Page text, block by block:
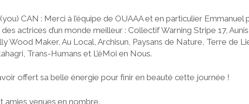
CAN : Merci à l’équipe de OUAAA et en particulier Emmanuel
actrices d’un monde meilleur : Collectif Warning Stripe 17,
Wood Maker, Au Local, Archisun, Paysans de Nature, Terre de
Trans-Humans et L’éMoi en Nous.
offert sa belle énergie pour finir en beauté cette journée !
amies venues en nombre.